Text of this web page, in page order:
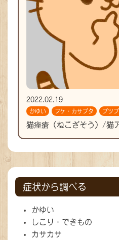
2022.02.19
かゆい フケ・カサブタ ブツ
猫痤瘡（ねこざそう）/猫
症状から調べる
かゆい
しこり・できもの
カサカサ